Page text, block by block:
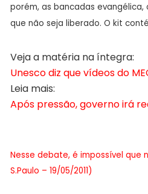
porém, as bancadas
que não seja liberado. O kit
Veja a matéria na íntegra:
Unesco diz que vídeos do
Leia mais:
Após pressão, governo irá
Nesse debate, é impossível que
S.Paulo – 19/05/2011)